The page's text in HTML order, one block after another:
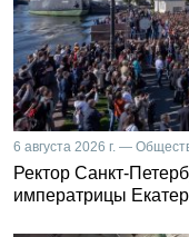
6 августа 2026 г. —
Ректор Санкт-
императрицы